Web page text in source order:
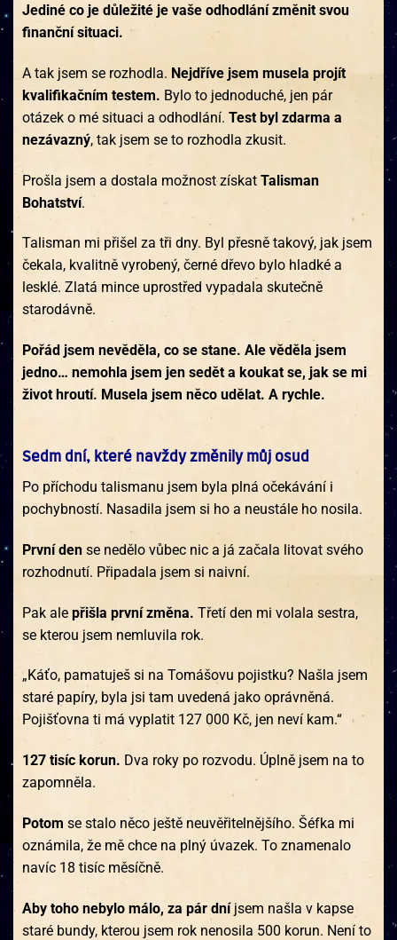
Jediné co je důležité je vaše odhodlání změnit svou
finanční situaci.
A tak jsem se rozhodla. Nejdříve jsem musela projít
kvalifikačním testem. Bylo to jednoduché, jen pár
otázek o mé situaci a odhodlání. Test byl zdarma a
nezávazný, tak jsem se to rozhodla zkusit.
Prošla jsem a dostala možnost získat Talisman
Bohatství.
Talisman mi přišel za tři dny. Byl přesně takový, jak jsem
čekala, kvalitně vyrobený, černé dřevo bylo hladké a
lesklé. Zlatá mince uprostřed vypadala skutečně
starodávně.
Pořád jsem nevěděla, co se stane. Ale věděla jsem
jedno… nemohla jsem jen sedět a koukat se, jak se mi
život hroutí. Musela jsem něco udělat. A rychle.
Sedm dní, které navždy změnily můj osud
Po příchodu talismanu jsem byla plná očekávání i
pochybností. Nasadila jsem si ho a neustále ho nosila.
První den se nedělo vůbec nic a já začala litovat svého
rozhodnutí. Připadala jsem si naivní.
Pak ale přišla první změna. Třetí den mi volala sestra,
se kterou jsem nemluvila rok.
„Káťo, pamatuješ si na Tomášovu pojistku? Našla jsem
staré papíry, byla jsi tam uvedená jako oprávněná.
Pojišťovna ti má vyplatit 127 000 Kč, jen neví kam.“
127 tisíc korun. Dva roky po rozvodu. Úplně jsem na to
zapomněla.
Potom se stalo něco ještě neuvěřitelnějšího. Šéfka mi
oznámila, že mě chce na plný úvazek. To znamenalo
navíc 18 tisíc měsíčně.
Aby toho nebylo málo, za pár dníjsem našla v kapse
staré bundy, kterou jsem rok nenosila 500 korun. Není to